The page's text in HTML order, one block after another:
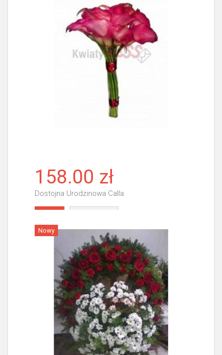
158.00 zł
Dostojna Urodzinowa Calla
Nowy